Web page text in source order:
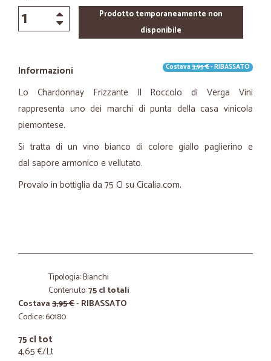
Prodotto temporaneamente non
disponibile
Informazioni Costava3,95 €- RIBASSATO
Lo Chardonnay Frizzante Il Roccolo di Verga Vini
rappresenta uno dei marchi di punta della casa vinicola
piemontese.
Si tratta di un vino bianco di colore giallo paglierino e
dal sapore armonico e vellutato.
Provalo in bottiglia da 75 Cl su Cicalia.com.
Tipologia: Bianchi
Contenuto:75 cl totali
Costava3,95 €- RIBASSATO
Codice: 60180
75 cl tot
4,65 €/Lt